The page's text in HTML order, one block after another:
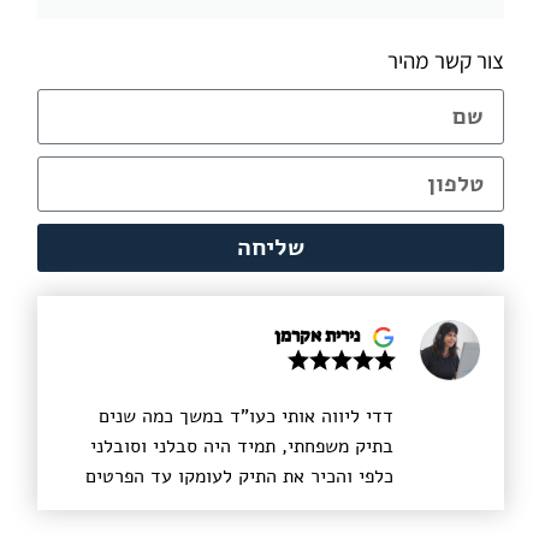
צור קשר מהיר
שליחה
נירית אקרמן
דדי ליווה אותי כעו"ד במשך כמה שנים
בתיק משפחתי, תמיד היה סבלני וסובלני
כלפי והכיר את התיק לעומקו עד הפרטים
הקטנים ביותר. דדי הינו בעל חשיבה